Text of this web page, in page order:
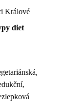
Králové
diet